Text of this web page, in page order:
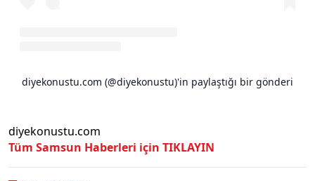
diyekonustu.com (@diyekonustu)'in paylaştığı bir gönderi
diyekonustu.com
Tüm Samsun Haberleri için TIKLAYIN